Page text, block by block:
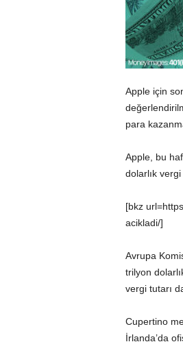
Apple için
para
Apple, bu
dolarlık vergi
[bkz
acikladi/]
Avrupa
trilyon
vergi tutarı
Cupertino
İrlanda’da